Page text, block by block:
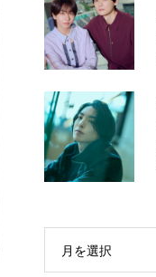
月を選択